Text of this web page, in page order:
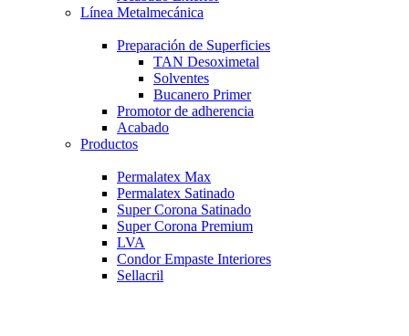
Línea Metalmecánica
Preparación de Superficies
TAN Desoximetal
Solventes
Bucanero Primer
Promotor de adherencia
Acabado
Productos
Permalatex Max
Permalatex Satinado
Super Corona Satinado
Super Corona Premium
LVA
Condor Empaste Interiores
Sellacril